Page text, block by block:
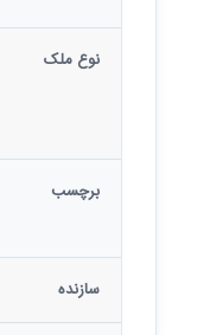
نوع ملک
برچسب
سازنده